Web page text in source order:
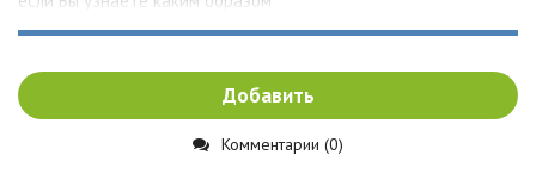
Добавить
Комментарии (0)